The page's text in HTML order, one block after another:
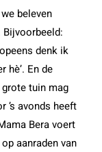
beleven
denk ik
hè’. En de
tuin mag
’s avonds heeft
Bera voert
aanraden van